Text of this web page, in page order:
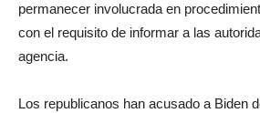
permanecer involucrada en
con el requisito de informar a las
agencia.
Los republicanos han acusado a Biden